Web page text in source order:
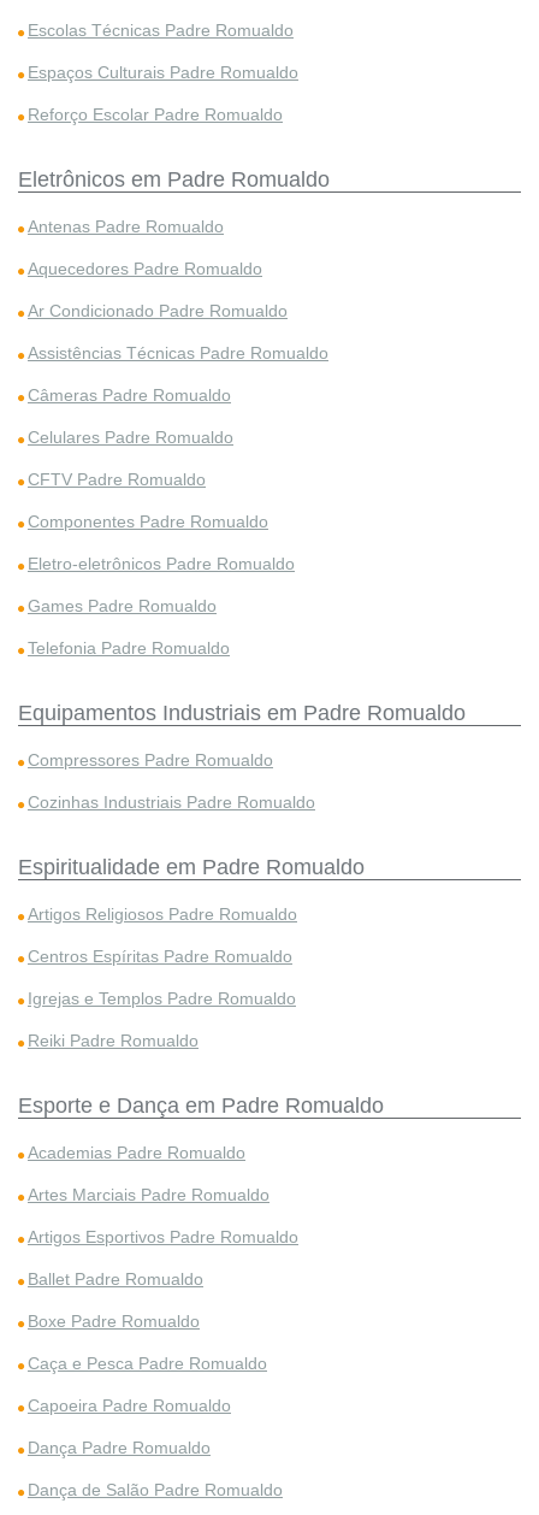
Escolas Técnicas Padre Romualdo
Espaços Culturais Padre Romualdo
Reforço Escolar Padre Romualdo
Eletrônicos em Padre Romualdo
Antenas Padre Romualdo
Aquecedores Padre Romualdo
Ar Condicionado Padre Romualdo
Assistências Técnicas Padre Romualdo
Câmeras Padre Romualdo
Celulares Padre Romualdo
CFTV Padre Romualdo
Componentes Padre Romualdo
Eletro-eletrônicos Padre Romualdo
Games Padre Romualdo
Telefonia Padre Romualdo
Equipamentos Industriais em Padre Romualdo
Compressores Padre Romualdo
Cozinhas Industriais Padre Romualdo
Espiritualidade em Padre Romualdo
Artigos Religiosos Padre Romualdo
Centros Espíritas Padre Romualdo
Igrejas e Templos Padre Romualdo
Reiki Padre Romualdo
Esporte e Dança em Padre Romualdo
Academias Padre Romualdo
Artes Marciais Padre Romualdo
Artigos Esportivos Padre Romualdo
Ballet Padre Romualdo
Boxe Padre Romualdo
Caça e Pesca Padre Romualdo
Capoeira Padre Romualdo
Dança Padre Romualdo
Dança de Salão Padre Romualdo